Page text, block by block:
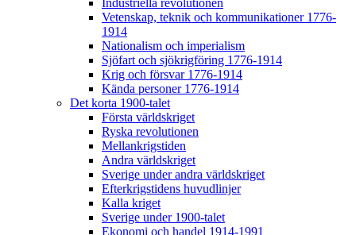
Vetenskap, teknik och kommunikationer 1776-
1914
Nationalism och imperialism
Sjöfart och sjökrigföring 1776-1914
Krig och försvar 1776-1914
Kända personer 1776-1914
Det korta 1900-talet
Första världskriget
Ryska revolutionen
Mellankrigstiden
Andra världskriget
Sverige under andra världskriget
Efterkrigstidens huvudlinjer
Kalla kriget
Sverige under 1900-talet
Ekonomi och handel 1914-1991